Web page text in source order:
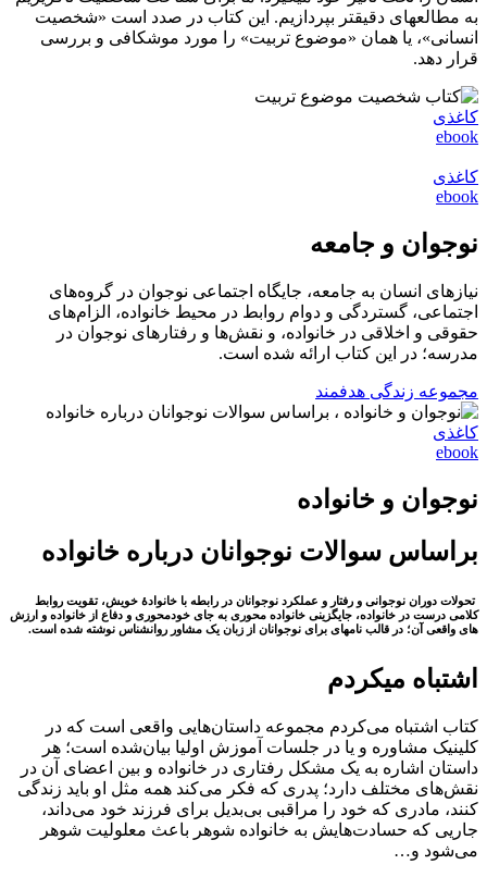
به مطالعه‎ای دقیق‎تر بپردازیم. این كتاب در صدد است «شخصیت
انسانی»، یا همان «موضوع تربیت» را مورد موشكافی و بررسی
قرار دهد.
کاغذی
ebook
کاغذی
ebook
نوجوان و جامعه
نیازهای انسان به جامعه، جایگاه اجتماعی نوجوان در گروه‌های
اجتماعی، گستردگی و دوام روابط در محیط خانواده، الزام‌های
حقوقی و اخلاقی در خانواده، و نقش‌ها و رفتارهای نوجوان در
مدرسه؛ در این کتاب ارائه شده است.
مجموعه زندگی هدفمند
کاغذی
ebook
نوجوان و خانواده
براساس سوالات نوجوانان درباره خانواده
تحولات دوران نوجوانی و رفتار و عملكرد نوجوانان در رابطه با خانوادۀ خویش، تقویت روابط
كلامی درست در خانواده، جایگزینی خانواده‌ محوری به جای خودمحوری و دفاع از خانواده و ارزش‌
های واقعی آن؛ در قالب نامه‎‏ای برای نوجوانان از زبان یک مشاور روان‏شناس نوشته شده است.
اشتباه می‎کردم
کتاب اشتباه می‏‌کردم مجموعه داستان‏‌هایی واقعی است که در
کلینیک مشاوره و یا در جلسات آموزش اولیا بیان‌شده است؛ هر
داستان اشاره به یک مشکل رفتاری در خانواده و بین اعضای آن در
نقش‏‌های مختلف دارد؛ پدری که فکر می‌کند همه مثل او باید زندگی
کنند، مادری که خود را مراقبی بی‌بدیل برای فرزند خود می‌داند،
جاریی که حسادت‏‌هایش به خانواده شوهر باعث معلولیت شوهر
می‏‌شود و…